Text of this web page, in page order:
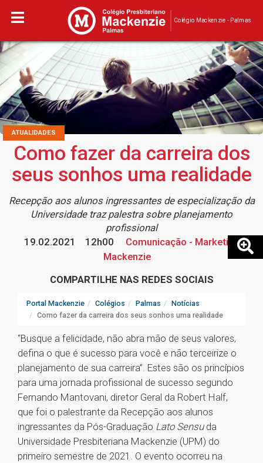
Colégio Mackenzie - Palmas
ATUALIDADES
Como fazer da carreira dos
seus sonhos uma realidade
Recepção aos alunos ingressantes de especialização da
Universidade traz palestra sobre planejamento
profissional
19.02.2021
12h00
Comunicação - Marketing
Mackenzie
COMPARTILHE NAS REDES SOCIAIS
Portal Mackenzie Colégios Palmas
Notícias
Como fazer da carreira dos seus sonhos uma realidade
“Busque a felicidade, não abra mão de seus valores,
defina o que é sucesso para você e não terceirize o
planejamento de sua carreira”. Estes são os princípios
para uma jornada profissional de sucesso segundo
Fernando Mantovani, diretor Geral da Robert Half,
que foi o palestrante da Recepção aos alunos
ingressantes da Pós-Graduação Lato Sensuda
Universidade Presbiteriana Mackenzie (UPM) do
primeiro semestre de 2021. O evento ocorreu na